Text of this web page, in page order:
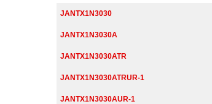
JANTX1N3030
JANTX1N3030A
JANTX1N3030ATR
JANTX1N3030ATRUR-1
JANTX1N3030AUR-1